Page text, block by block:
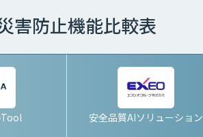
害防止機能比較表
安全品質AIソリューション